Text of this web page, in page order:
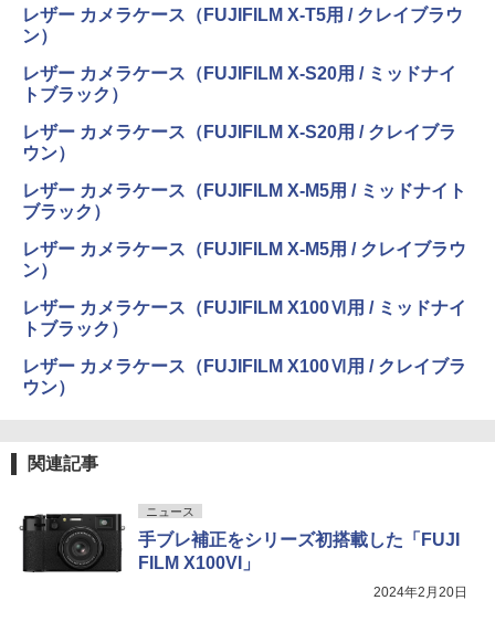
レザー カメラケース（FUJIFILM X-T5用 / クレイブラウ
ン）
レザー カメラケース（FUJIFILM X-S20用 / ミッドナイ
トブラック）
レザー カメラケース（FUJIFILM X-S20用 / クレイブラ
ウン）
レザー カメラケース（FUJIFILM X-M5用 / ミッドナイト
ブラック）
レザー カメラケース（FUJIFILM X-M5用 / クレイブラウ
ン）
レザー カメラケース（FUJIFILM X100Ⅵ用 / ミッドナイ
トブラック）
レザー カメラケース（FUJIFILM X100Ⅵ用 / クレイブラ
ウン）
関連記事
ニュース
手ブレ補正をシリーズ初搭載した「FUJI
FILM X100VI」
2024年2月20日